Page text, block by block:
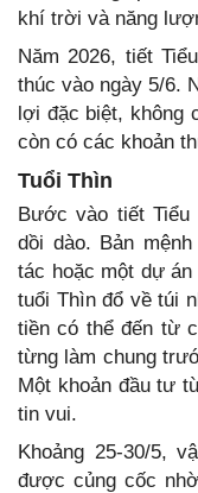
khí trời và năng
Năm 2026, tiết
thúc vào ngày 5/6.
lợi đặc biệt, không
còn có các khoản
Tuổi Thìn
Bước vào tiết
dồi dào. Bản
tác hoặc một dự
tuổi Thìn đổ về túi
tiền có thể đến từ
từng làm chung
Một khoản đầu tư
tin vui.
Khoảng 25-30/5,
được củng cốc